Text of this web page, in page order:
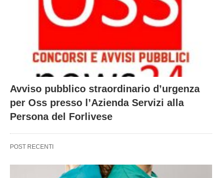
Avviso pubblico straordinario d’urgenza
per Oss presso l’Azienda Servizi alla
Persona del Forlivese
POST RECENTI